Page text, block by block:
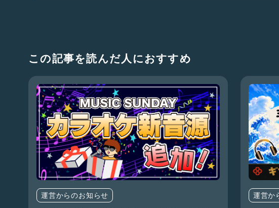
この記事を読んだ人におすすめ
運営からのお知らせ 運営か